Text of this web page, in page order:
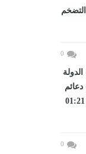
معدل التضخم
0
الدولة
الاستقرار...اليوم الثلاثاء، 30 يونيو 2026 01:21
0